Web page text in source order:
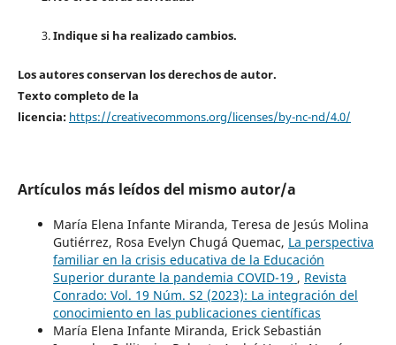
Indique si ha realizado cambios.
Los autores conservan los derechos de autor.
Texto completo de la
licencia: https://creativecommons.org/licenses/by-nc-nd/4.0/
Artículos más leídos del mismo autor/a
María Elena Infante Miranda, Teresa de Jesús Molina
Gutiérrez, Rosa Evelyn Chugá Quemac, La perspectiva
familiar en la crisis educativa de la Educación
Superior durante la pandemia COVID-19 , Revista
Conrado: Vol. 19 Núm. S2 (2023): La integración del
conocimiento en las publicaciones científicas
María Elena Infante Miranda, Erick Sebastián